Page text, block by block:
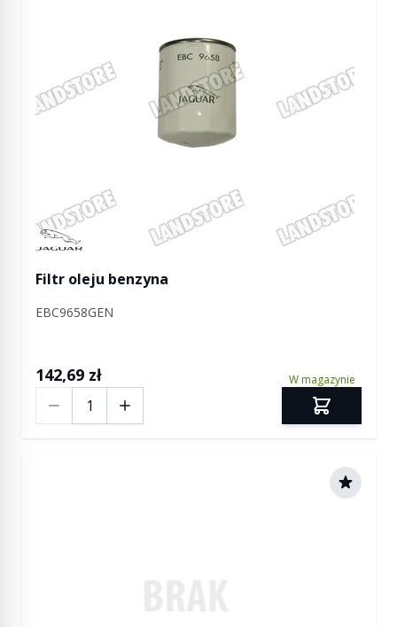
Manufactured by Jaguar
Filtr oleju benzyna
EBC9658GEN
142,69 zł W magazynie